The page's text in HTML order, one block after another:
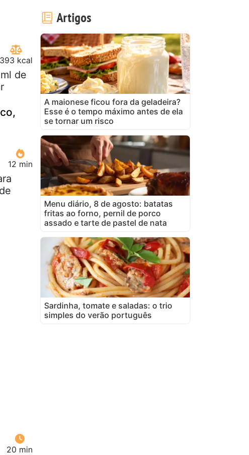
393 kcal
de
12 min
20 min
Artigos
A maionese ficou fora da geladeira?
Esse é o tempo máximo antes de ela
se tornar um risco
Menu diário, 8 de agosto: batatas
fritas ao forno, pernil de porco
assado e tarte de pastel de nata
Sardinha, tomate e saladas: o trio
simples do verão português